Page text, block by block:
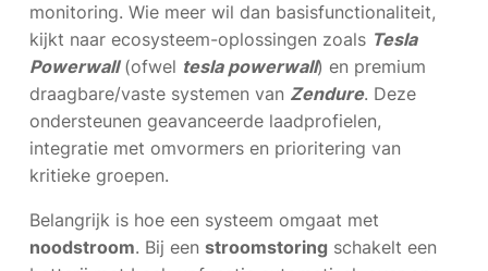
monitoring. Wie meer wil dan basisfunctionaliteit,
kijkt naar ecosysteem-oplossingen zoals Tesla
Powerwall(ofwel tesla powerwall) en premium
draagbare/vaste systemen van Zendure. Deze
ondersteunen geavanceerde laadprofielen,
integratie met omvormers en prioritering van
kritieke groepen.
Belangrijk is hoe een systeem omgaat met
noodstroom. Bij een stroomstoring schakelt een